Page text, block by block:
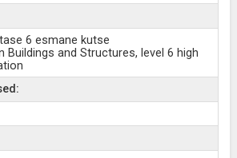
6 esmane kutse
Buildings and Structures, level 6 high